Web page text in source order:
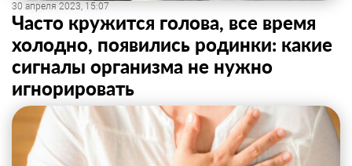
30 апреля 2023, 15:07
Часто кружится голова, все время
холодно, появились родинки: какие
сигналы организма не нужно
игнорировать